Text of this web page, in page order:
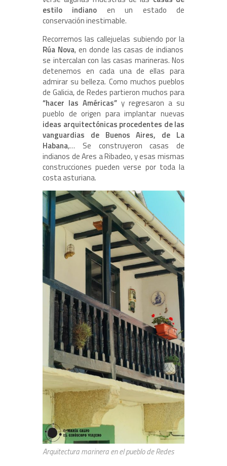
estilo indiano en un estado de
conservación inestimable.
Recorremos las callejuelas subiendo por la
Rúa Nova, en donde las casas de indianos
se intercalan con las casas marineras. Nos
detenemos en cada una de ellas para
admirar su belleza. Como muchos pueblos
de Galicia, de Redes partieron muchos para
“hacer las Américas” y regresaron a su
pueblo de origen para implantar nuevas
ideas arquitectónicas procedentes de las
vanguardias de Buenos Aires, de La
Habana,… Se construyeron casas de
indianos de Ares a Ribadeo, y esas mismas
construcciones pueden verse por toda la
costa asturiana.
Arquitectura marinera en el pueblo de Redes